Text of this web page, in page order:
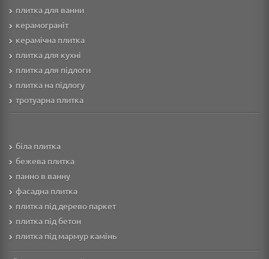
плитка для ванни
керамограніт
керамічна плитка
плитка для кухні
плитка для підлоги
плитка на підлогу
тротуарна плитка
біла плитка
бежева плитка
панно в ванну
фасадна плитка
плитка під дерево паркет
плитка під бетон
плитка під мармур камінь